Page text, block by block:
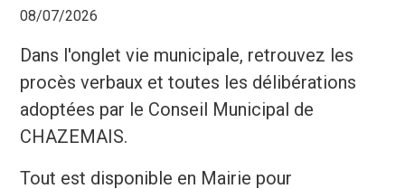
08/07/2026
Dans l'onglet vie municipale, retrouvez les
procès verbaux et toutes les délibérations
adoptées par le Conseil Municipal de
CHAZEMAIS.
Tout est disponible en Mairie pour